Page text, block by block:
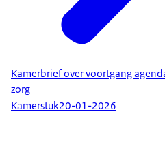
Kamerbrief over voortgang
zorg
Kamerstuk20-01-2026